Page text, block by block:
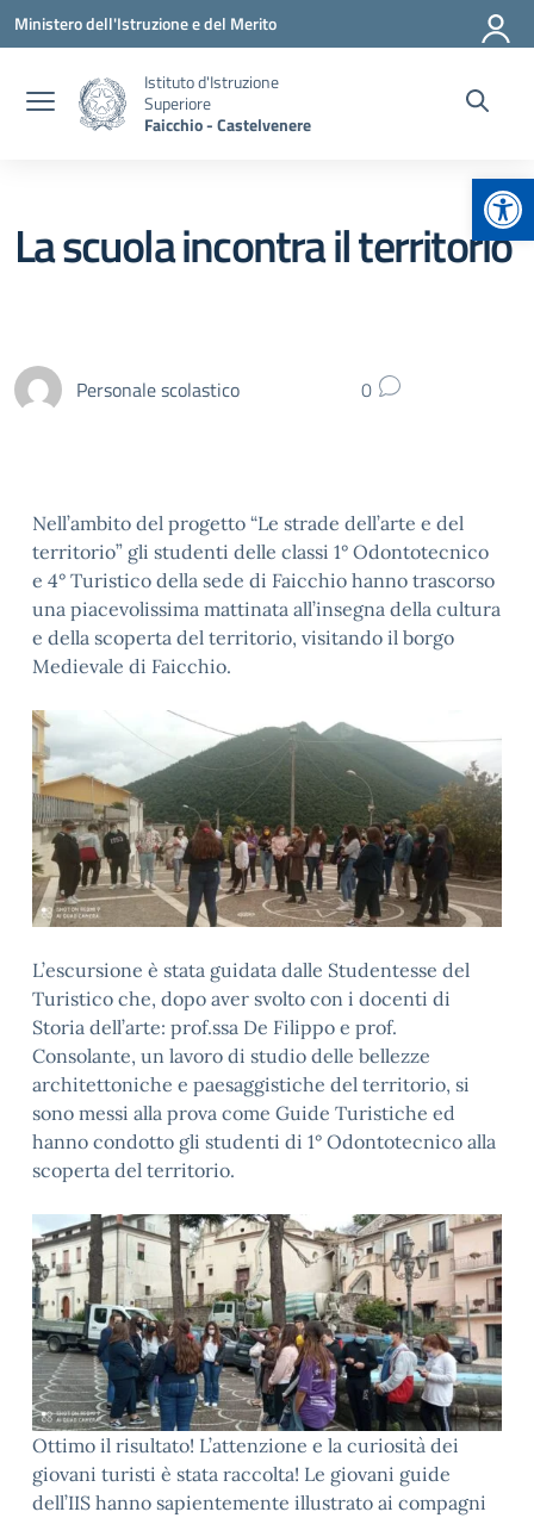
Vai ai contenuti
Vai al menu di navigazione
Vai al footer
Ministero dell'Istruzione e del Merito
Istituto d'Istruzione
Superiore
Faicchio - Castelvenere
La scuola incontra il territorio
Personale scolastico 0
Nell’ambito del progetto “Le strade dell’arte e del
territorio” gli studenti delle classi 1° Odontotecnico
e 4° Turistico della sede di Faicchio hanno trascorso
una piacevolissima mattinata all’insegna della cultura
e della scoperta del territorio, visitando il borgo
Medievale di Faicchio.
L’escursione è stata guidata dalle Studentesse del
Turistico che, dopo aver svolto con i docenti di
Storia dell’arte: prof.ssa De Filippo e prof.
Consolante, un lavoro di studio delle bellezze
architettoniche e paesaggistiche del territorio, si
sono messi alla prova come Guide Turistiche ed
hanno condotto gli studenti di 1° Odontotecnico alla
scoperta del territorio.
Ottimo il risultato! L’attenzione e la curiosità dei
giovani turisti è stata raccolta! Le giovani guide
dell’IIS hanno sapientemente illustrato ai compagni